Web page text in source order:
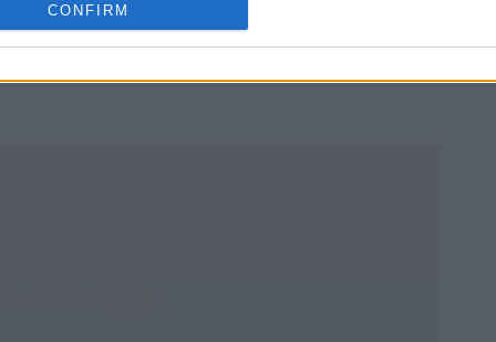
CONFIRM
ai datori di lavoro nel Mezzogiorno e